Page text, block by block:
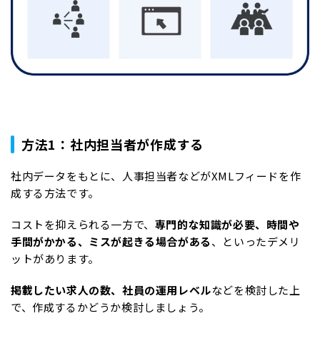
方法1：社内担当者が作成する
社内データをもとに、人事担当者などがXMLフィードを作
成する方法です。
コストを抑えられる一方で、 専門的な知識が必要、時間や
手間がかかる、ミスが起きる場合がある、といったデメリ
ットがあります。
掲載したい求人の数、社員の運用レベルなどを検討した上
で、作成するかどうか検討しましょう。